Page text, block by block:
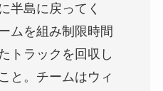
半島に戻ってく
ムを組み制限時間
トラックを回収し
と。チームはウィ